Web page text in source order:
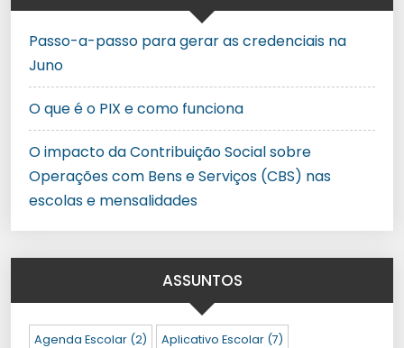
Passo-a-passo para gerar as credenciais na
Juno
O que é o PIX e como funciona
O impacto da Contribuição Social sobre
Operações com Bens e Serviços (CBS) nas
escolas e mensalidades
ASSUNTOS
Agenda Escolar (2) Aplicativo Escolar (7)